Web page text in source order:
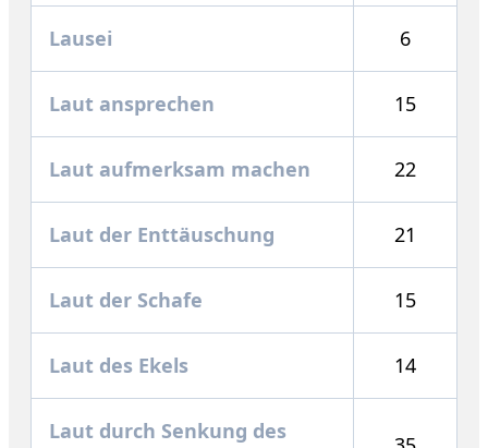
Lausei 6
Laut ansprechen 15
Laut aufmerksam machen 22
Laut der Enttäuschung 21
Laut der Schafe 15
Laut des Ekels 14
Laut durch Senkung des